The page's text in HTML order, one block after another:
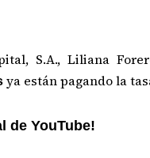
S.A., Liliana
ya están pagando la
de YouTube!